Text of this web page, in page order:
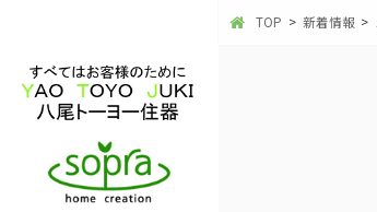
TOP 新着情報